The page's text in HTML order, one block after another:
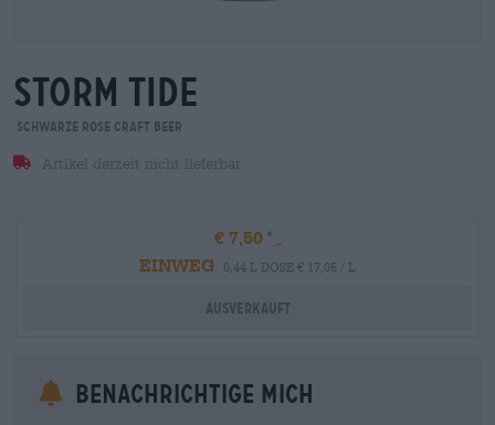
storm tide
Schwarze Rose Craft Beer
Artikel derzeit nicht lieferbar
€ 7,50
EINWEG
0,44 L DOSE € 17,05 / L
Ausverkauft
Benachrichtige mich